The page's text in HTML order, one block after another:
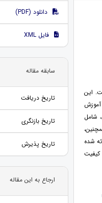
این
آموزش
شامل
شده
کیفیت
دانلود (PDF)
فایل XML
سابقه مقاله
تاریخ دریافت
تاریخ بازنگری
تاریخ پذیرش
ارجاع به این مقاله